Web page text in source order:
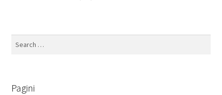
Pagini